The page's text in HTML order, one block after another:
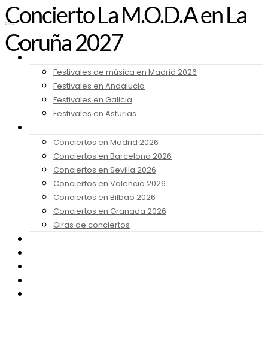
Noticias
Festivales de música en Madrid 2026
Festivales en Andalucia
Festivales en Galicia
Festivales en Asturias
Conciertos en Madrid 2026
Conciertos en Barcelona 2026
Conciertos en Sevilla 2026
Conciertos en Valencia 2026
Conciertos en Bilbao 2026
Conciertos en Granada 2026
Giras de conciertos
Concierto La M.O.D.A en La
Coruña 2027